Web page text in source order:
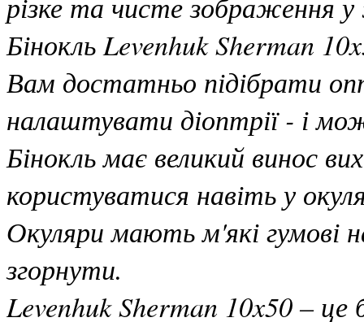
Бінокль Levenhuk Sherman
Вам достатньо підібрати
налаштувати діоптрії - і
Бінокль має великий винос
користуватися навіть у
Окуляри мають м'які гумові
згорнути.
Levenhuk Sherman 10x50 – це